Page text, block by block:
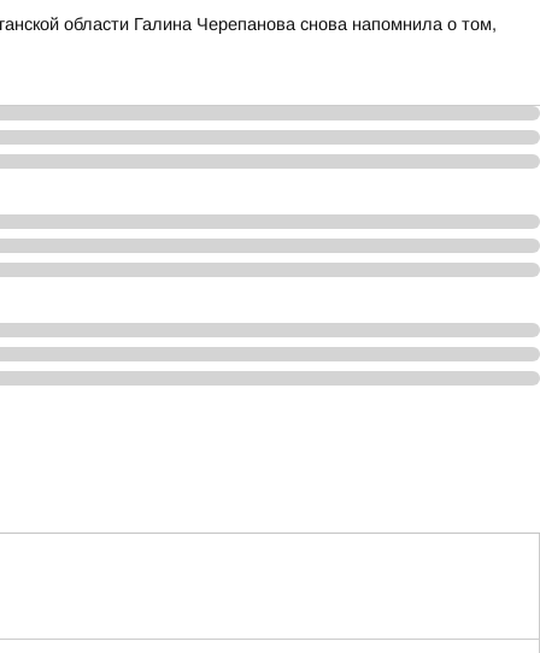
области Галина Черепанова снова напомнила о том,